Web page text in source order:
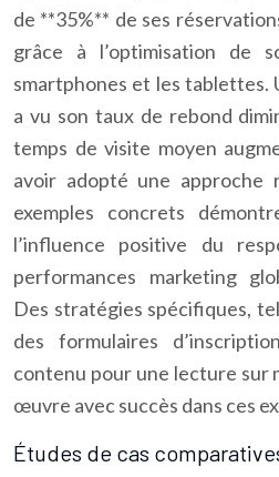
de **35%** de ses
grâce à l’optimisation de
smartphones et les tablettes.
a vu son taux de rebond
temps de visite moyen
avoir adopté une approche
exemples concrets
l’influence positive du
performances marketing
Des stratégies spécifiques,
des formulaires
contenu pour une lecture sur
œuvre avec succès dans ces
Études de cas